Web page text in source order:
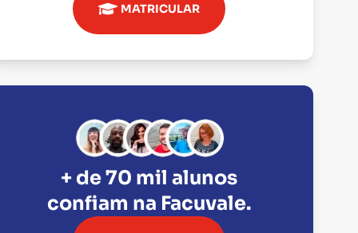
MATRICULAR
+ de 70 mil alunos
confiam na Facuvale.